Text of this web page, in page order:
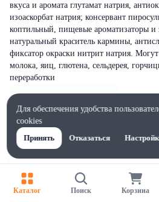
вкуса и аромата глутамат натрия,
изоаскорбат натрия; консервант
коптильный, пищевые ароматизаторы и
натуральный краситель кармины,
фиксатор окраски нитрит натрия.
молока, яиц, глютена, сельдерея,
переработки
Каталог Поиск Корзина
Для обеспечения удобства
cookies
Принять
Отказаться